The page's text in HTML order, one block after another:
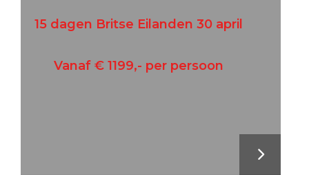
15 dagen Britse Eilanden 30 april
Vanaf € 1199,- per persoon